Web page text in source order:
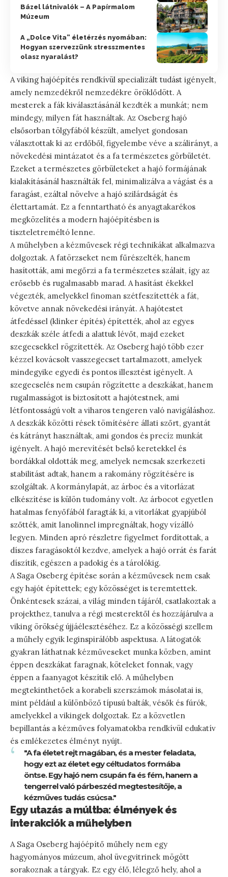
Bázel látnivalók – A Papírmalom
Múzeum
A „Dolce Vita” életérzés nyomában:
Hogyan szervezzünk stresszmentes
olasz nyaralást?
A viking hajóépítés rendkívül specializált tudást igényelt,
amely nemzedékről nemzedékre öröklődött. A
mesterek a fák kiválasztásánál kezdték a munkát; nem
mindegy, milyen fát használtak. Az Oseberg hajó
elsősorban tölgyfából készült, amelyet gondosan
választottak ki az erdőből, figyelembe véve a szálirányt, a
növekedési mintázatot és a fa természetes görbületét.
Ezeket a természetes görbületeket a hajó formájának
kialakításánál használták fel, minimalizálva a vágást és a
faragást, ezáltal növelve a hajó szilárdságát és
élettartamát. Ez a fenntartható és anyagtakarékos
megközelítés a modern hajóépítésben is
tiszteletreméltó lenne.
A műhelyben a kézművesek régi technikákat alkalmazva
dolgoztak. A fatörzseket nem fűrészelték, hanem
hasították, ami megőrzi a fa természetes szálait, így az
erősebb és rugalmasabb marad. A hasítást ékekkel
végezték, amelyekkel finoman szétfeszítették a fát,
követve annak növekedési irányát. A hajótestet
átfedéssel (klinker építés) építették, ahol az egyes
deszkák széle átfedi a alattuk lévőt, majd ezeket
szegecsekkel rögzítették. Az Oseberg hajó több ezer
kézzel kovácsolt vasszegecset tartalmazott, amelyek
mindegyike egyedi és pontos illesztést igényelt. A
szegecselés nem csupán rögzítette a deszkákat, hanem
rugalmasságot is biztosított a hajótestnek, ami
létfontosságú volt a viharos tengeren való navigáláshoz.
A deszkák közötti rések tömítésére állati szőrt, gyantát
és kátrányt használtak, ami gondos és precíz munkát
igényelt. A hajó merevítését belső keretekkel és
bordákkal oldották meg, amelyek nemcsak szerkezeti
stabilitást adtak, hanem a rakomány rögzítésére is
szolgáltak. A kormánylapát, az árboc és a vitorlázat
elkészítése is külön tudomány volt. Az árbocot egyetlen
hatalmas fenyőfából faragták ki, a vitorlákat gyapjúból
szőtték, amit lanolinnel impregnáltak, hogy vízálló
legyen. Minden apró részletre figyelmet fordítottak, a
díszes faragásoktól kezdve, amelyek a hajó orrát és farát
díszítik, egészen a padokig és a tárolókig.
A Saga Oseberg építése során a kézművesek nem csak
egy hajót építettek; egy közösséget is teremtettek.
Önkéntesek százai, a világ minden tájáról, csatlakoztak a
projekthez, tanulva a régi mesterektől és hozzájárulva a
viking örökség újjáélesztéséhez. Ez a közösségi szellem
a műhely egyik leginspirálóbb aspektusa. A látogatók
gyakran láthatnak kézműveseket munka közben, amint
éppen deszkákat faragnak, köteleket fonnak, vagy
éppen a faanyagot készítik elő. A műhelyben
megtekinthetőek a korabeli szerszámok másolatai is,
mint például a különböző típusú balták, vésők és fúrók,
amelyekkel a vikingek dolgoztak. Ez a közvetlen
bepillantás a kézműves folyamatokba rendkívül edukatív
és emlékezetes élményt nyújt.
"A fa életet rejt magában, és a mester feladata,
hogy ezt az életet egy céltudatos formába
öntse. Egy hajó nem csupán fa és fém, hanem a
tengerrel való párbeszéd megtestesítője, a
kézműves tudás csúcsa."
Egy utazás a múltba: élmények és
interakciók a műhelyben
A Saga Oseberg hajóépítő műhely nem egy
hagyományos múzeum, ahol üvegvitrinek mögött
sorakoznak a tárgyak. Ez egy élő, lélegző hely, ahol a